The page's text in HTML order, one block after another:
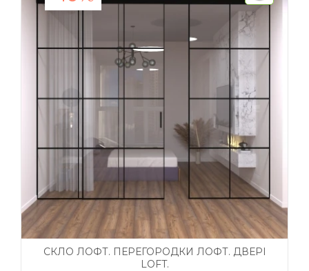
СКЛО ЛОФТ. ПЕРЕГОРОДКИ ЛОФТ. ДВЕРІ
LOFT.